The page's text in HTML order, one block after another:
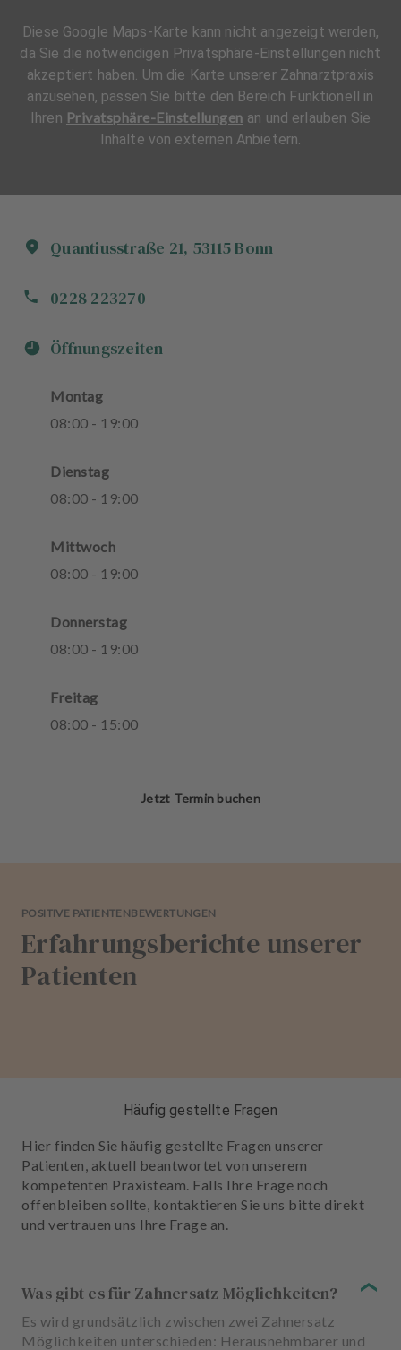
Quantiusstraße 21, 53115Bonn
0228 223270
Öffnungszeiten
Montag
08:00 - 19:00
Dienstag
08:00 - 19:00
Mittwoch
08:00 - 19:00
Donnerstag
08:00 - 19:00
Freitag
08:00 - 15:00
Diese Google Maps-Karte kann nicht angezeigt werden,
da Sie die notwendigen Privatsphäre-Einstellungen nicht
akzeptiert haben. Um die Karte unserer Zahnarztpraxis
anzusehen, passen Sie bitte den Bereich Funktionell in
Ihren Privatsphäre-Einstellungen an und erlauben Sie
Inhalte von externen Anbietern.
Jetzt Termin buchen
POSITIVE PATIENTENBEWERTUNGEN
Erfahrungsberichte unserer
Patienten
Häufig gestellte Fragen
Hier finden Sie häufig gestellte Fragen unserer
Patienten, aktuell beantwortet von unserem
kompetenten Praxisteam. Falls Ihre Frage noch
offenbleiben sollte, kontaktieren Sie uns bitte direkt
und vertrauen uns Ihre Frage an.
Was gibt es für Zahnersatz Möglichkeiten?
Es wird grundsätzlich zwischen zwei Zahnersatz
Möglichkeiten unterschieden: Herausnehmbarer und